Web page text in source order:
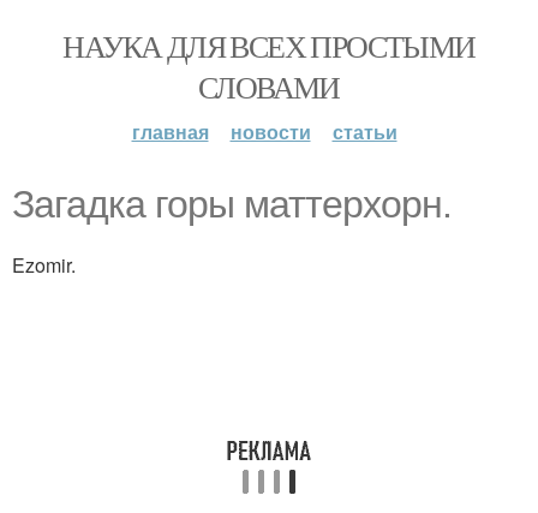
НАУКА ДЛЯ ВСЕХ ПРОСТЫМИ
СЛОВАМИ
главная новости статьи
Загадка горы маттерхорн.
Ezomir.